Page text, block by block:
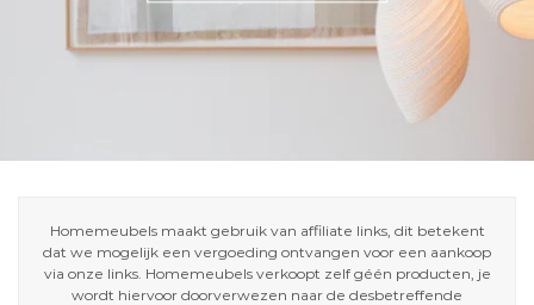
Homemeubels maakt gebruik van affiliate links, dit betekent
dat we mogelijk een vergoeding ontvangen voor een aankoop
via onze links. Homemeubels verkoopt zelf géén producten, je
wordt hiervoor doorverwezen naar de desbetreffende